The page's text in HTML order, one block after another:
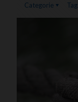
Categorie Tag